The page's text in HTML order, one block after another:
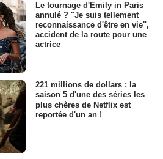
Le tournage d'Emily in Paris
annulé ? "Je suis tellement
reconnaissance d'être en vie",
accident de la route pour une
actrice
221 millions de dollars : la
saison 5 d'une des séries les
plus chères de Netflix est
reportée d'un an !